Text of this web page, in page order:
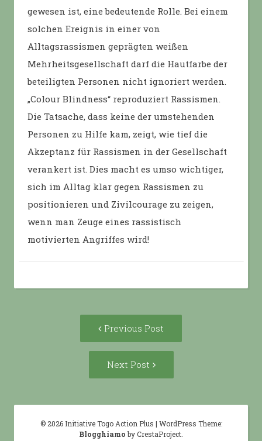
gewesen ist, eine bedeutende Rolle. Bei einem
solchen Ereignis in einer von
Alltagsrassismen geprägten weißen
Mehrheitsgesellschaft darf die Hautfarbe der
beteiligten Personen nicht ignoriert werden.
„Colour Blindness“ reproduziert Rassismen.
Die Tatsache, dass keine der umstehenden
Personen zu Hilfe kam, zeigt, wie tief die
Akzeptanz für Rassismen in der Gesellschaft
verankert ist. Dies macht es umso wichtiger,
sich im Alltag klar gegen Rassismen zu
positionieren und Zivilcourage zu zeigen,
wenn man Zeuge eines rassistisch
motivierten Angriffes wird!
Previous Post
post:
Next Post
Post:
© 2026 Initiative Togo Action Plus | WordPress Theme:
Blogghiamo by CrestaProject.